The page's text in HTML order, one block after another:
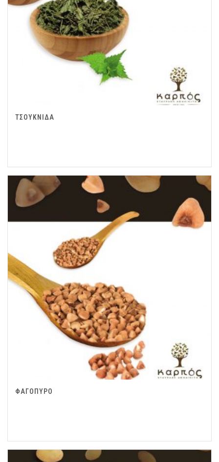
ΤΣΟΥΚΝΙΔΑ
ΦΑΓΟΠΥΡΟ